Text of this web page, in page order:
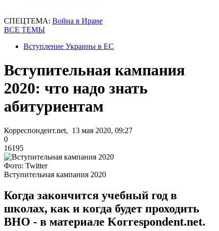
СПЕЦТЕМА: Война в Иране
ВСЕ ТЕМЫ
Вступление Украины в ЕС
Вступительная кампания
2020: что надо знать
абитуриентам
Корреспондент.net, 13 мая 2020, 09:27
0
16195
Фото: Twitter
Вступительная кампания 2020
Когда закончится учебный год в
школах, как и когда будет проходить
ВНО - в материале Korrespondent.net.